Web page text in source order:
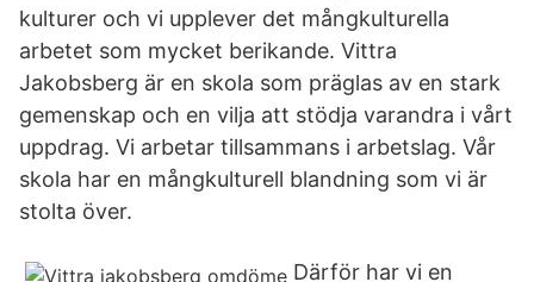
kulturer och vi upplever det mångkulturella
arbetet som mycket berikande. Vittra
Jakobsberg är en skola som präglas av en stark
gemenskap och en vilja att stödja varandra i vårt
uppdrag. Vi arbetar tillsammans i arbetslag. Vår
skola har en mångkulturell blandning som vi är
stolta över.
Därför har vi en